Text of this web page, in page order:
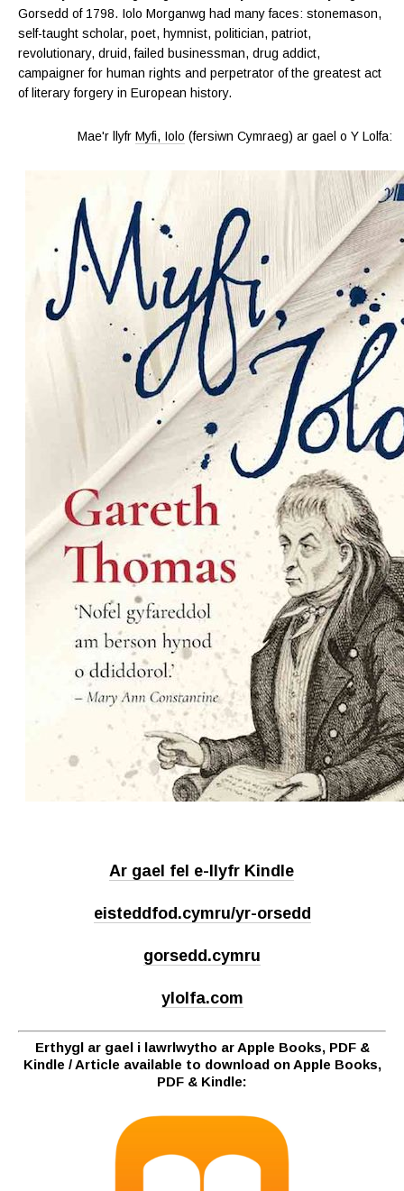
Gorsedd of 1798. Iolo Morganwg had many faces: stonemason,
self-taught scholar, poet, hymnist, politician, patriot,
revolutionary, druid, failed businessman, drug addict,
campaigner for human rights and perpetrator of the greatest act
of literary forgery in European history.
Mae'r llyfr Myfi, Iolo (fersiwn Cymraeg) ar gael o Y Lolfa:
Ar gael fel e-llyfr Kindle
eisteddfod.cymru/yr-orsedd
gorsedd.cymru
ylolfa.com
Erthygl ar gael i lawrlwytho ar Apple Books, PDF &
Kindle / Article available to download on Apple Books,
PDF & Kindle: